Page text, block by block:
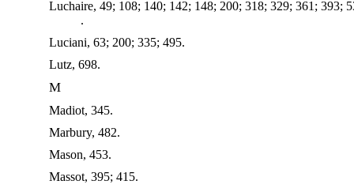
Luchaire, 49; 108; 140; 142; 148; 200; 318; 329; 361; 393;
.
Luciani, 63; 200; 335; 495.
Lutz, 698.
M
Madiot, 345.
Marbury, 482.
Mason, 453.
Massot, 395; 415.